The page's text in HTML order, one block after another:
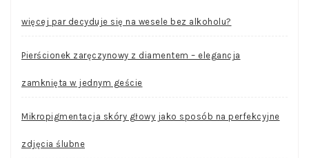
więcej par decyduje się na wesele bez alkoholu?
Pierścionek zaręczynowy z diamentem – elegancja
zamknięta w jednym geście
Mikropigmentacja skóry głowy jako sposób na perfekcyjne
zdjęcia ślubne